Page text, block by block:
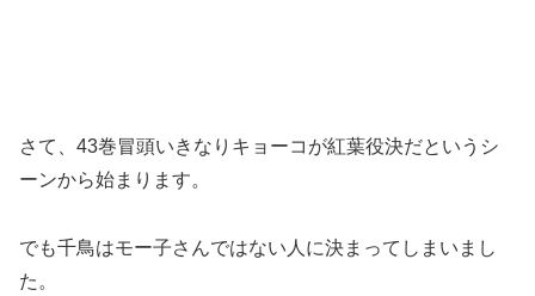
さて、43巻冒頭いきなりキョーコが紅葉役決だというシ
ーンから始まります。
でも千鳥はモー子さんではない人に決まってしまいまし
た。